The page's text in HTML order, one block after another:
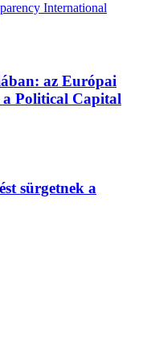
International
az Európai
Political Capital
sürgetnek a